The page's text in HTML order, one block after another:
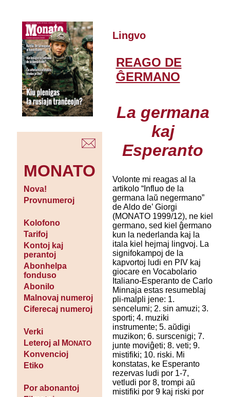
MONATO
Nova!
Provnumeroj
Kolofono
Tarifoj
Kontoj kaj
perantoj
Abonhelpa
fonduso
Abonilo
Malnovaj numeroj
Ciferecaj numeroj
Verki
Leteroj al MONATO
Konvencioj
Etiko
Por abonantoj
Lingvo
REAGO DE
ĜERMANO
La germana
kaj
Esperanto
Volonte mi reagas al la
artikolo “Influo de la
germana laŭ negermano”
de Aldo de’ Giorgi
(MONATO 1999/12), ne kiel
germano, sed kiel ĝermano
kun la nederlanda kaj la
itala kiel hejmaj lingvoj. La
signifokampoj de la
kapvortoj ludi en PIV kaj
giocare en Vocabolario
Italiano-Esperanto de Carlo
Minnaja estas resumeblaj
pli-malpli jene: 1.
sencelumi; 2. sin amuzi; 3.
sporti; 4. muziki
instrumente; 5. aŭdigi
muzikon; 6. surscenigi; 7.
junte moviĝeti; 8. veti; 9.
mistifiki; 10. riski. Mi
konstatas, ke Esperanto
rezervas ludi por 1-7,
vetludi por 8, trompi aŭ
mistifiki por 9 kaj riski por